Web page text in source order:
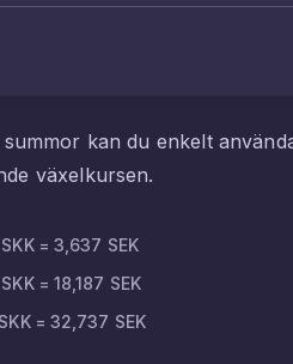
kan du enkelt
växelkursen.
SKK= 3,637 SEK
SKK= 18,187 SEK
SKK= 32,737 SEK